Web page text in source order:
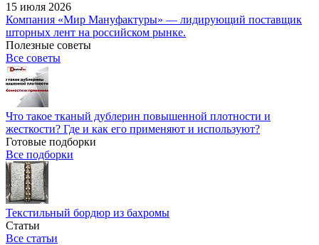
15 июля 2026
Компания «Мир Мануфактуры» — лидирующий поставщик
шторных лент на российском рынке.
Полезные советы
Все советы
Что такое тканый дублерин повышенной плотности и
жесткости? Где и как его применяют и используют?
Готовые подборки
Все подборки
Текстильный бордюр из бахромы
Статьи
Все статьи